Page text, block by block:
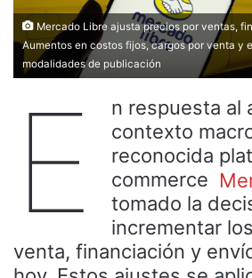
Mercado Libre ajusta precios por ventas,
Aumentos en costos fijos, cargos por venta y
modalidades de publicación
E
n respuesta al
contexto
reconocida
commerce
tomado la
incrementar
venta, financiación y